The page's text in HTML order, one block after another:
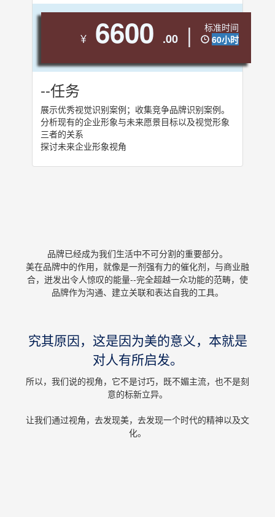
¥ 6600 .00 |
标准时间
60小时
--任务
展示优秀视觉识别案例；收集竞争品牌识别案例。
分析现有的企业形象与未来愿景目标以及视觉形象
三者的关系
探讨未来企业形象视角
品牌已经成为我们生活中不可分割的重要部分。
美在品牌中的作用，就像是一剂强有力的催化剂，与商业融
合，迸发出令人惊叹的能量--完全超越一众功能的范畴，使
品牌作为沟通、建立关联和表达自我的工具。
究其原因，这是因为美的意义，本就是
对人有所启发。
所以，我们说的视角，它不是讨巧，既不媚主流，也不是刻
意的标新立异。
让我们通过视角，去发现美，去发现一个时代的精神以及文
化。